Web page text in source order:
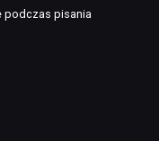
podczas pisania